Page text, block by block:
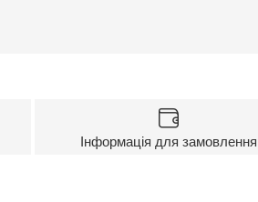
Інформація для замовлення